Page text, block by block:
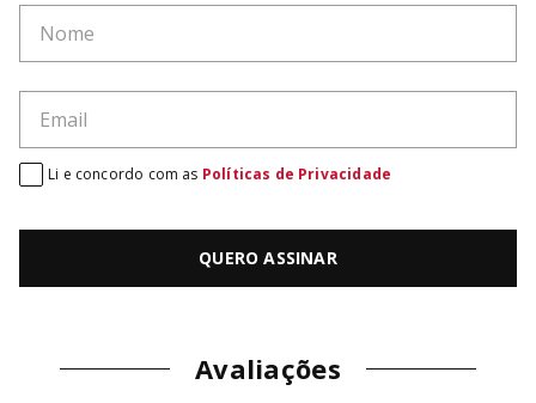
QUERO ASSINAR
Li e concordo com as Políticas de Privacidade
Avaliações